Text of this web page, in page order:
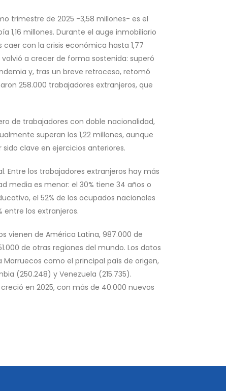
trimestre de 2025 -3,58 millones- es el
1,16 millones. Durante el auge inmobiliario
con la crisis económica hasta 1,77
a crecer de forma sostenida: superó
y, tras un breve retroceso, retomó
258.000 trabajadores extranjeros, que
de trabajadores con doble nacionalidad,
superan los 1,22 millones, aunque
clave en ejercicios anteriores.
Entre los trabajadores extranjeros hay más
media es menor: el 30% tiene 34 años o
el 52% de los ocupados nacionales
entre los extranjeros.
vienen de América Latina, 987.000 de
de otras regiones del mundo. Los datos
como el principal país de origen,
(250.248) y Venezuela (215.735).
en 2025, con más de 40.000 nuevos